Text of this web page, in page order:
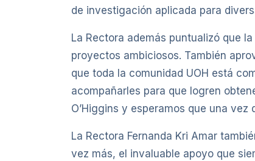
de investigación aplicada para
La Rectora además puntualizó que
proyectos ambiciosos. También
que toda la comunidad UOH está
acompañarles para que logren
O’Higgins y esperamos que una
La Rectora Fernanda Kri Amar
vez más, el invaluable apoyo que